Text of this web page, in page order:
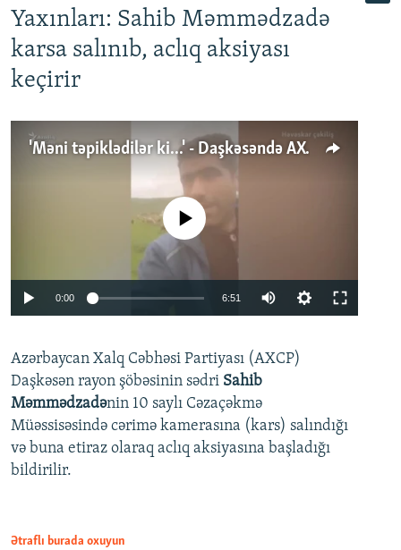
Yaxınları: Sahib Məmmədzadə
karsa salınıb, aclıq aksiyası
keçirir
'Məni təpiklədilər ki...' - Daşkəsəndə AXCP fəalının yaxınları onun həbsinə etiraz edirlər
Auto 240p 360p
720p 1080p
No media source currently available
0:00 6:51
360p
720p
1080p
Azərbaycan Xalq Cəbhəsi Partiyası (AXCP)
Daşkəsən rayon şöbəsinin sədri Sahib
Məmmədzadənin 10 saylı Cəzaçəkmə
Müəssisəsində cərimə kamerasına (kars) salındığı
və buna etiraz olaraq aclıq aksiyasına başladığı
bildirilir.
Ətraflı burada oxuyun